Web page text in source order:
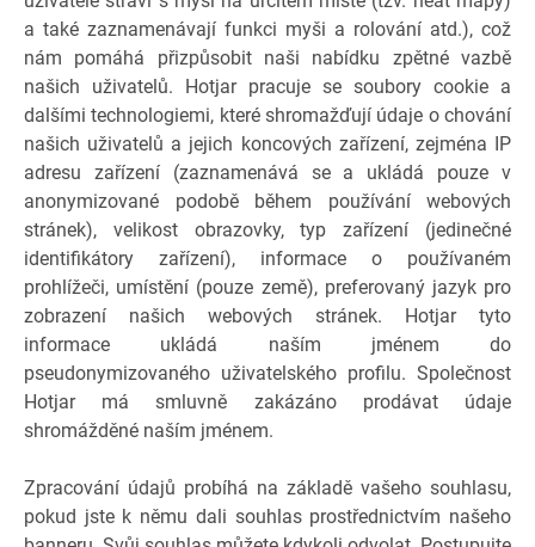
a také zaznamenávají funkci myši a rolování atd.), což
nám pomáhá přizpůsobit naši nabídku zpětné vazbě
našich uživatelů. Hotjar pracuje se soubory cookie a
dalšími technologiemi, které shromažďují údaje o chování
našich uživatelů a jejich koncových zařízení, zejména IP
adresu zařízení (zaznamenává se a ukládá pouze v
anonymizované podobě během používání webových
stránek), velikost obrazovky, typ zařízení (jedinečné
identifikátory zařízení), informace o používaném
prohlížeči, umístění (pouze země), preferovaný jazyk pro
zobrazení našich webových stránek. Hotjar tyto
informace ukládá naším jménem do
pseudonymizovaného uživatelského profilu. Společnost
Hotjar má smluvně zakázáno prodávat údaje
shromážděné naším jménem.
Zpracování údajů probíhá na základě vašeho souhlasu,
pokud jste k němu dali souhlas prostřednictvím našeho